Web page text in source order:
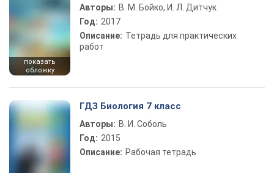
показать
обложку
Авторы: В. М. Бойко, И. Л. Дитчук
Год: 2017
Описание: Тетрадь для практических
работ
ГДЗ Биология 7 класс
Авторы: В. И. Соболь
Год: 2015
Описание: Рабочая тетрадь